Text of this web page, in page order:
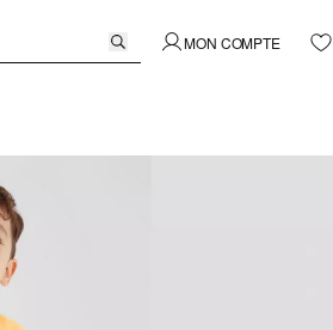
MON COMPTE